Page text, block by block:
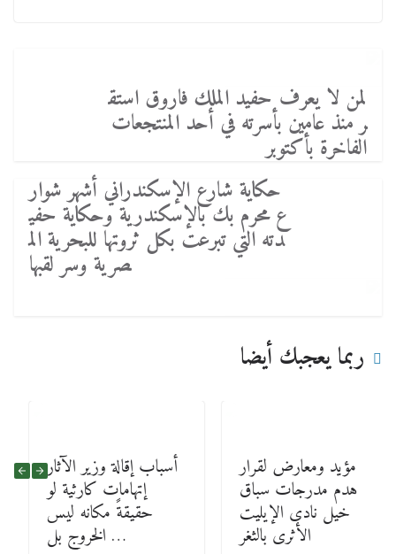
لمن لا يعرف حفيد الملك فاروق استق
ر منذ عامين بأسرته في أحد المنتجعات
الفاخرة بأكتوبر
حكاية شارع الإسكندراني أشهر شوار
ع محرم بك بالإسكندرية وحكاية حفي
دته التي تبرعت بكل ثروتها للبحرية الم
صرية وسر لقبها
ربما يعجبك أيضا
أسباب إقالة وزير الآثار
إتهامات كارثية لو
حقيقةً مكانه ليس
الخروج بل …
مؤيد ومعارض لقرار
هدم مدرجات سباق
خيل نادى الإيليت
الأثرى بالثغر